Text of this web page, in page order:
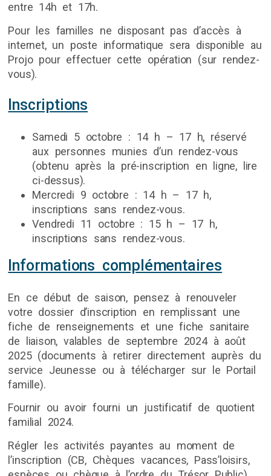
entre 14h et 17h.
Pour les familles ne disposant pas d’accès à
internet, un poste informatique sera disponible au
Projo pour effectuer cette opération (sur rendez-
vous).
Inscriptions
Samedi 5 octobre : 14 h – 17 h, réservé
aux personnes munies d’un rendez-vous
(obtenu après la pré-inscription en ligne, lire
ci-dessus).
Mercredi 9 octobre : 14 h – 17 h,
inscriptions sans rendez-vous.
Vendredi 11 octobre : 15 h – 17 h,
inscriptions sans rendez-vous.
Informations complémentaires
En ce début de saison, pensez à renouveler
votre dossier d’inscription en remplissant une
fiche de renseignements et une fiche sanitaire
de liaison, valables de septembre 2024 à août
2025 (documents à retirer directement auprès du
service Jeunesse ou à télécharger sur le Portail
famille).
Fournir ou avoir fourni un justificatif de quotient
familial 2024.
Régler les activités payantes au moment de
l’inscription (CB, Chèques vacances, Pass’loisirs,